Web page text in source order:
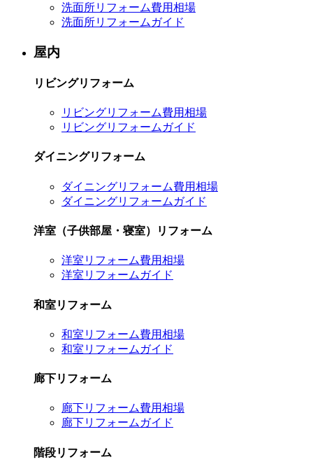
洗面所リフォーム費用相場
洗面所リフォームガイド
屋内
リビングリフォーム
リビングリフォーム費用相場
リビングリフォームガイド
ダイニングリフォーム
ダイニングリフォーム費用相場
ダイニングリフォームガイド
洋室（子供部屋・寝室）リフォーム
洋室リフォーム費用相場
洋室リフォームガイド
和室リフォーム
和室リフォーム費用相場
和室リフォームガイド
廊下リフォーム
廊下リフォーム費用相場
廊下リフォームガイド
階段リフォーム